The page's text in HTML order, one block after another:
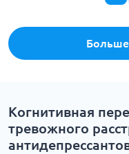
Когнитивная
тревожного